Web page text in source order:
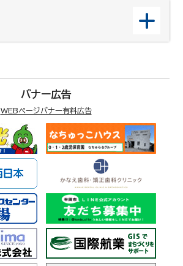
バナー広告
WEBページバナー有料広告